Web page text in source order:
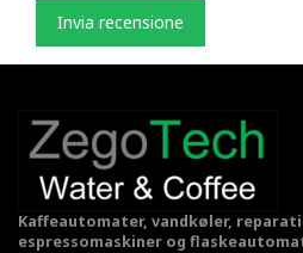
Invia recensione
Kaffeautomater, vandkøler,
espressomaskiner og